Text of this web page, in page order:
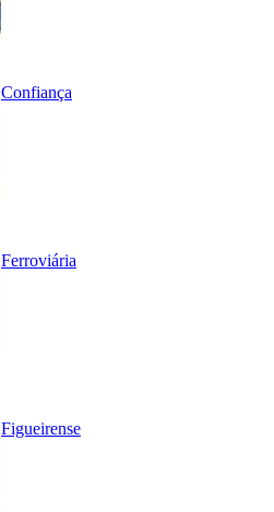
Confiança
Ferroviária
Figueirense